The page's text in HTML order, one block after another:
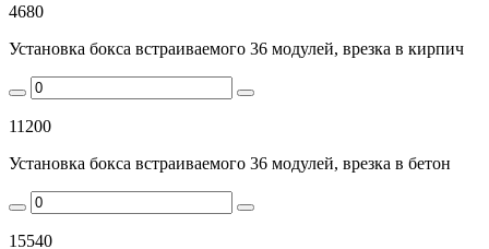
4680
Установка бокса встраиваемого 36 модулей, врезка в кирпич
11200
Установка бокса встраиваемого 36 модулей, врезка в бетон
15540